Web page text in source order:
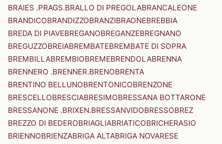
BRAIES .PRAGS.BRALLO DI PREGOLABRANCALEONE
BRANDICOBRANDIZZOBRANZIBRAONEBREBBIA
BREDA DI PIAVEBREGANOBREGANZEBREGNANO
BREGUZZOBREIABREMBATEBREMBATE DI SOPRA
BREMBILLABREMBIOBREMEBRENDOLABRENNA
BRENNERO .BRENNER.BRENOBRENTA
BRENTINO BELLUNOBRENTONICOBRENZONE
BRESCELLOBRESCIABRESIMOBRESSANA BOTTARONE
BRESSANONE .BRIXEN.BRESSANVIDOBRESSOBREZ
BREZZO DI BEDEROBRIAGLIABRIATICOBRICHERASIO
BRIENNOBRIENZABRIGA ALTABRIGA NOVARESE